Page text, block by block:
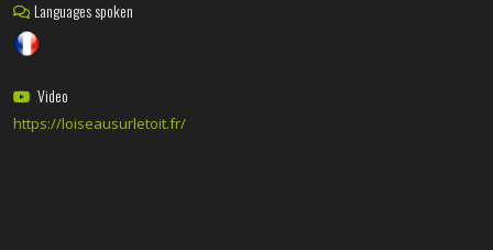
Languages spoken
Video
https://loiseausurletoit.fr/